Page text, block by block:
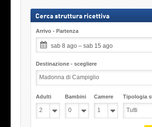
Cerca struttura ricettiva
Arrivo - Partenza
sab 8 ago – sab 15 ago
Destinazione - scegliere
Adulti Bambini Camere Tipologia